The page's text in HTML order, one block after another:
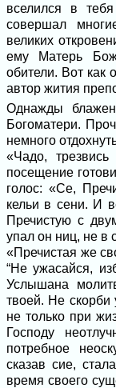
вселился в
совершал
великих
ему Матерь
обители. Вот как
автор жития
Однажды
Богоматери.
немного
«Чадо,
посещение
голос: «Се,
кельи в сени. И
Пречистую с
упал он ниц, не в
«Пречистая же
“Не ужасайся,
Услышана
твоей. Не скорби
не только при
Господу
потребное
сказав сие,
время своего